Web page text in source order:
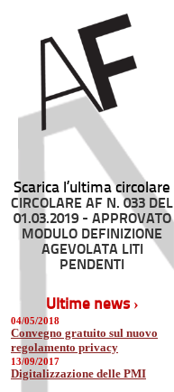
Scarica l’ultima circolare
CIRCOLARE AF N. 033 DEL
01.03.2019 - APPROVATO
MODULO DEFINIZIONE
AGEVOLATA LITI
PENDENTI
Ultime news ›
04/05/2018
Convegno gratuito sul nuovo
regolamento privacy
13/09/2017
Digitalizzazione delle PMI